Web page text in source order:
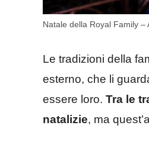
Natale della Royal Family –
Le tradizioni della
esterno, che li
essere loro. Tra le
natalizie, ma